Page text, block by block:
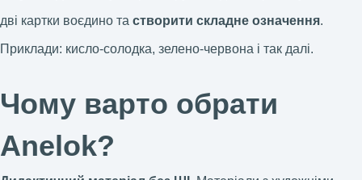
дві картки воєдино та створити складне означення.
Приклади: кисло-солодка, зелено-червона і так далі.
Чому варто обрати
Anelok?